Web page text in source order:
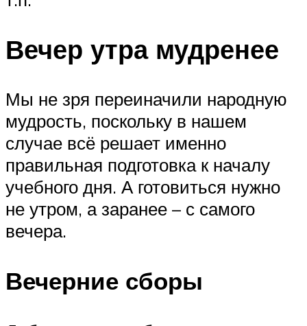
Вечер утра мудренее
Мы не зря переиначили народную
мудрость, поскольку в нашем
случае всё решает именно
правильная подготовка к началу
учебного дня. А готовиться нужно
не утром, а заранее – с самого
вечера.
Вечерние сборы